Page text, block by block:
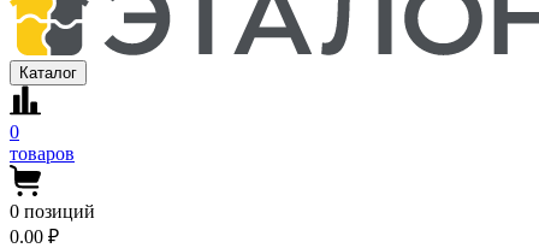
Каталог
0
товаров
0 позиций
0.00 ₽